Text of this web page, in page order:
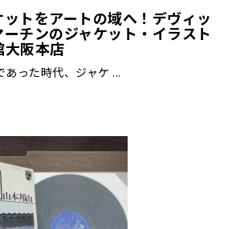
トをアートの域へ！デヴィッ
ーチンのジャケット・イラスト
大阪本店
あった時代、ジャケ ...